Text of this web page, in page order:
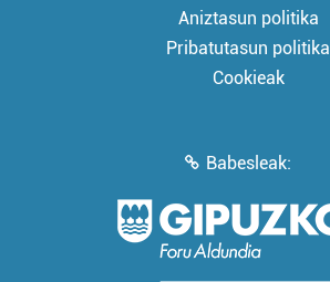
Aniztasun politika
Pribatutasun politika
Cookieak
Babesleak: